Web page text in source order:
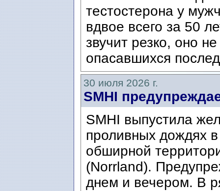
тестостерона у
вдвое всего за 50
звучит резко, оно
опасавшихся
30 июля 2026 г.
SMHI
SMHI выпустила
проливных дождях
обширной
(Norrland).
днем ​​и вечером. В